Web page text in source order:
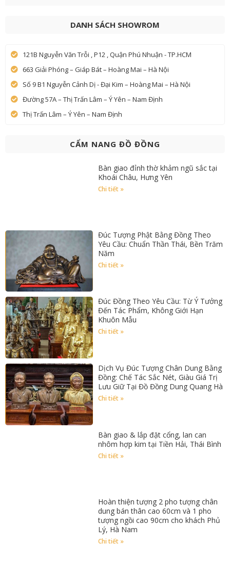
DANH SÁCH SHOWROM
121B Nguyễn Văn Trỗi , P12 , Quận Phú Nhuận - TP.HCM
663 Giải Phóng – Giáp Bát – Hoàng Mai – Hà Nội
Số 9 B1 Nguyễn Cảnh Dị - Đại Kim – Hoàng Mai – Hà Nội
Đường 57A – Thị Trấn Lâm – Ý Yên – Nam Định
Thị Trấn Lâm – Ý Yên – Nam Định
CẨM NANG ĐỒ ĐỒNG
Bàn giao đỉnh thờ khảm ngũ sắc tại
Khoái Châu, Hưng Yên
Chi tiết »
Đúc Tượng Phật Bằng Đồng Theo
Yêu Cầu: Chuẩn Thần Thái, Bền Trăm
Năm
Chi tiết »
Đúc Đồng Theo Yêu Cầu: Từ Ý Tưởng
Đến Tác Phẩm, Không Giới Hạn
Khuôn Mẫu
Chi tiết »
Dịch Vụ Đúc Tượng Chân Dung Bằng
Đồng: Chế Tác Sắc Nét, Giàu Giá Trị
Lưu Giữ Tại Đồ Đồng Dung Quang Hà
Chi tiết »
Bàn giao & lắp đặt cổng, lan can
nhôm hợp kim tại Tiền Hải, Thái Bình
Chi tiết »
Hoàn thiện tượng 2 pho tượng chân
dung bán thân cao 60cm và 1 pho
tượng ngồi cao 90cm cho khách Phủ
Lý, Hà Nam
Chi tiết »